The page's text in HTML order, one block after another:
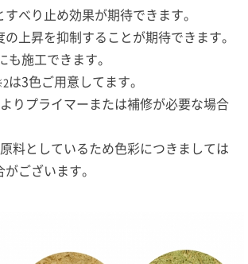
すべり止め効果が期待できます。
の上昇を抑制することが期待できます。
も施工できます。
は3色ご用意してます。
りプライマーまたは補修が必要な場合
料としているため色彩につきましては
ございます。